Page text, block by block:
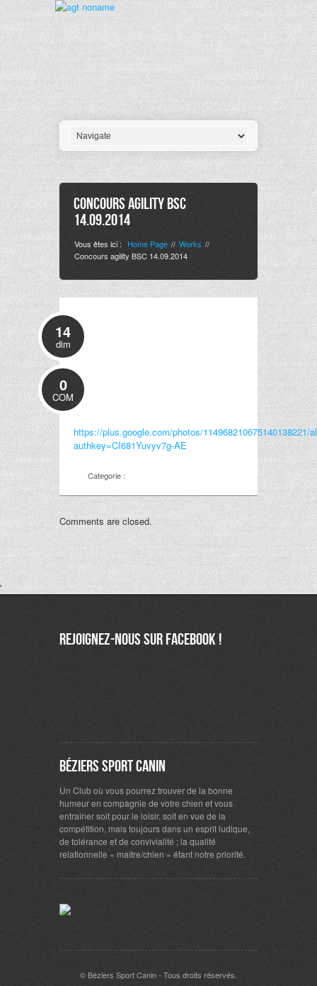
Concours agility BSC
14.09.2014
Vous êtes ici : Home Page // Works //
Concours agility BSC 14.09.2014
14
dim
0
COM
https://plus.google.com/photos/114968210675140138221/
authkey=CI681Yuvyv7g-AE
Categorie :
Comments are closed.
'
Rejoignez-nous sur Facebook !
Béziers Sport Canin
Un Club où vous pourrez trouver de la bonne
humeur en compagnie de votre chien et vous
entraîner soit pour le loisir, soit en vue de la
compétition, mais toujours dans un esprit ludique,
de tolérance et de convivialité ; la qualité
relationnelle « maître/chien » étant notre priorité.
© Béziers Sport Canin - Tous droits réservés.